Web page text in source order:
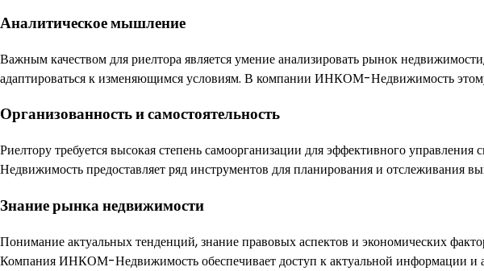
Аналитическое мышление
Важным качеством для риелтора является умение анализировать рынок
адаптироваться к изменяющимся условиям. В компании ИНКОМ-Недвижимость
Организованность и самостоятельность
Риелтору требуется высокая степень самоорганизации для эффективного
Недвижимость предоставляет ряд инструментов для планирования и отслеживания
Знание рынка недвижимости
Понимание актуальных тенденций, знание правовых аспектов и экономических
Компания ИНКОМ-Недвижимость обеспечивает доступ к актуальной информации и